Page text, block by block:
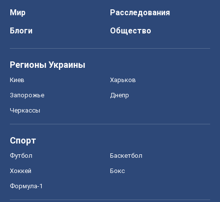
Мир
Расследования
Блоги
Общество
Регионы Украины
Киев Харьков
Запорожье Днепр
Черкассы
Спорт
Футбол Баскетбол
Хоккей Бокс
Формула-1